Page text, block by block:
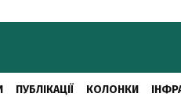
ПУБЛІКАЦІЇ КОЛОНКИ